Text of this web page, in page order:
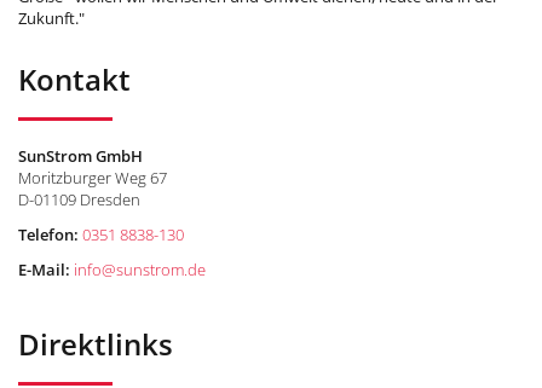
Zukunft."
Kontakt
SunStrom GmbH
Moritzburger Weg 67
D-01109 Dresden
Telefon: 0351 8838-130
E-Mail: info@sunstrom.de
Direktlinks